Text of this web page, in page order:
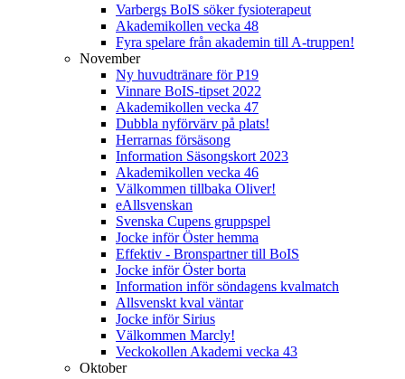
Varbergs BoIS söker fysioterapeut
Akademikollen vecka 48
Fyra spelare från akademin till A-truppen!
November
Ny huvudtränare för P19
Vinnare BoIS-tipset 2022
Akademikollen vecka 47
Dubbla nyförvärv på plats!
Herrarnas försäsong
Information Säsongskort 2023
Akademikollen vecka 46
Välkommen tillbaka Oliver!
eAllsvenskan
Svenska Cupens gruppspel
Jocke inför Öster hemma
Effektiv - Bronspartner till BoIS
Jocke inför Öster borta
Information inför söndagens kvalmatch
Allsvenskt kval väntar
Jocke inför Sirius
Välkommen Marcly!
Veckokollen Akademi vecka 43
Oktober